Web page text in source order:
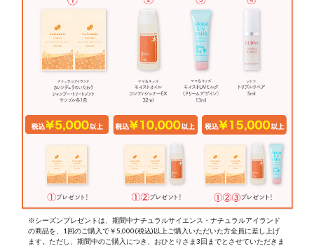
※シーズンプレゼントは、期間中ナチュラルサイエンス・ナチュラルアイランド
の商品を、1回のご購入で￥5,000(税込)以上ご購入いただいた方全員に差し上げ
ます。ただし、期間中のご購入につき、おひとりさま3回までとさせていただきま